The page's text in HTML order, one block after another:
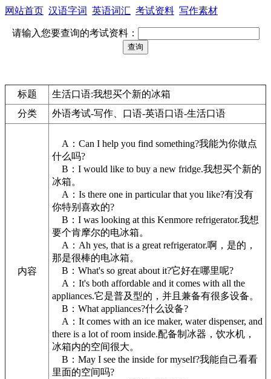
网站首页 汉语字词 英语词汇 考试资料 写作素材
请输入您要查询的考试资料：
标题
生活口语:我想买个新的冰箱
分类
外语考试-写作、口语-英语口语-生活口语
内容
A：Can I help you find something?我能为你做点
什么吗?
B：I would like to buy a new fridge.我想买个新的
冰箱。
A：Is there one in particular that you like?有没有
你特别喜欢的?
B：I was looking at this Kenmore refrigerator.我想
要个肯摩尔的电冰箱。
A：Ah yes, that is a great refrigerator.啊，是的，
那是很棒的电冰箱。
B：What's so great about it?它好在哪里呢?
A：It's both affordable and it comes with all the
appliances.它是普及型的，并且兼备有很多设备。
B：What appliances?什么设备?
A：It comes with an ice maker, water dispenser, and
there is a lot of room inside.配备制冰器，饮水机，
冰箱内的空间很大。
B：May I see the inside for myself?我能自己看看
里面的空间吗?